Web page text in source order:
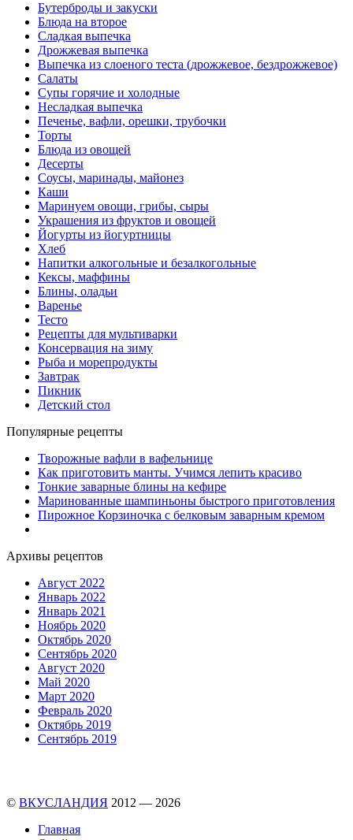
Бутерброды и закуски
Блюда на второе
Сладкая выпечка
Дрожжевая выпечка
Выпечка из слоеного теста (дрожжевое, бездрожжевое)
Салаты
Супы горячие и холодные
Несладкая выпечка
Печенье, вафли, орешки, трубочки
Торты
Блюда из овощей
Десерты
Соусы, маринады, майонез
Каши
Маринуем овощи, грибы, сыры
Украшения из фруктов и овощей
Йогурты из йогуртницы
Хлеб
Напитки алкогольные и безалкогольные
Кексы, маффины
Блины, оладьи
Варенье
Тесто
Рецепты для мультиварки
Консервация на зиму
Рыба и морепродукты
Завтрак
Пикник
Детский стол
Популярные рецепты
Творожные вафли в вафельнице
Как приготовить манты. Учимся лепить красиво
Тонкие заварные блины на кефире
Маринованные шампиньоны быстрого приготовления
Пирожное Корзиночка с белковым заварным кремом
Архивы рецептов
Август 2022
Январь 2022
Январь 2021
Ноябрь 2020
Октябрь 2020
Сентябрь 2020
Август 2020
Май 2020
Март 2020
Февраль 2020
Октябрь 2019
Сентябрь 2019
© ВКУСЛАНДИЯ 2012 — 2026
Главная